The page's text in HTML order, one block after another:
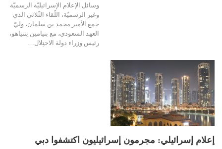
وسائل الإعلام الإسرائيليّة الرسميّة
وغير الرسميّة، اللّقاء الثّلاثي الذي
جمع الأمير محمد بن سلمان، وليّ
العهد السعودي، مع بنيامين نِتنياهو،
رئيس وزراء دولة الاحتِلال…
إعلام إسرائيلي: مجرمون إسرائيليون اكتشفوا دبي